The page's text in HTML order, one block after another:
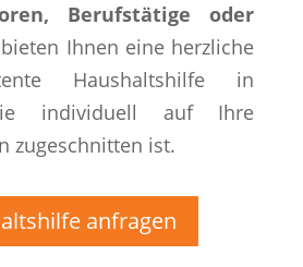
Berufstätige oder
Ihnen eine herzliche
Haushaltshilfe in
individuell auf Ihre
zugeschnitten ist.
anfragen